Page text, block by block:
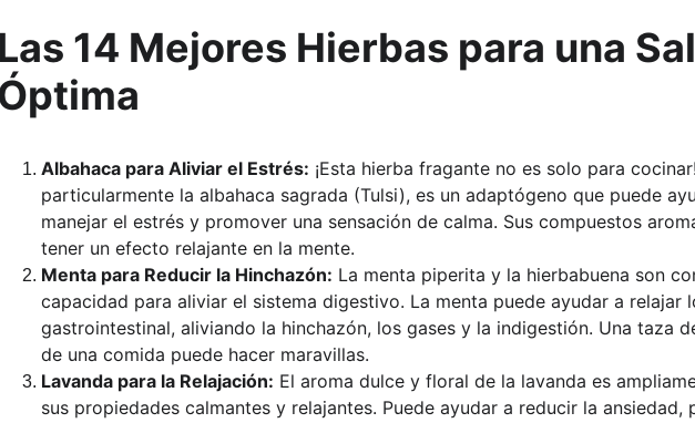
Las 14 Mejores Hierbas para una
Albahaca para Aliviar el Estrés: ¡Esta hierba fragante no es solo para
particularmente la albahaca sagrada (Tulsi), es un adaptógeno que puede
manejar el estrés y promover una sensación de calma. Sus compuestos
tener un efecto relajante en la mente.
Menta para Reducir la Hinchazón: La menta piperita y la hierbabuena son
capacidad para aliviar el sistema digestivo. La menta puede ayudar a
gastrointestinal, aliviando la hinchazón, los gases y la indigestión. Una taza
de una comida puede hacer maravillas.
Lavanda para la Relajación: El aroma dulce y floral de la lavanda es
sus propiedades calmantes y relajantes. Puede ayudar a reducir la